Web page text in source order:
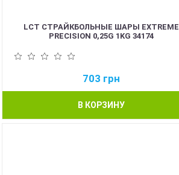
LCT СТРАЙКБОЛЬНЫЕ ШАРЫ EXTREME
PRECISION 0,25G 1KG 34174
703 грн
В КОРЗИНУ